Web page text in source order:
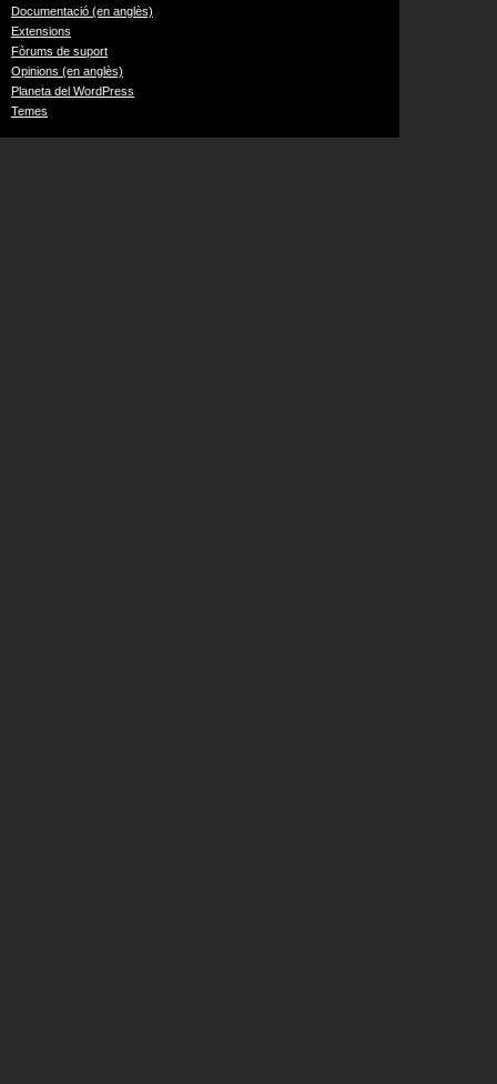
Documentació (en anglès)
Extensions
Fòrums de suport
Opinions (en anglès)
Planeta del WordPress
Temes